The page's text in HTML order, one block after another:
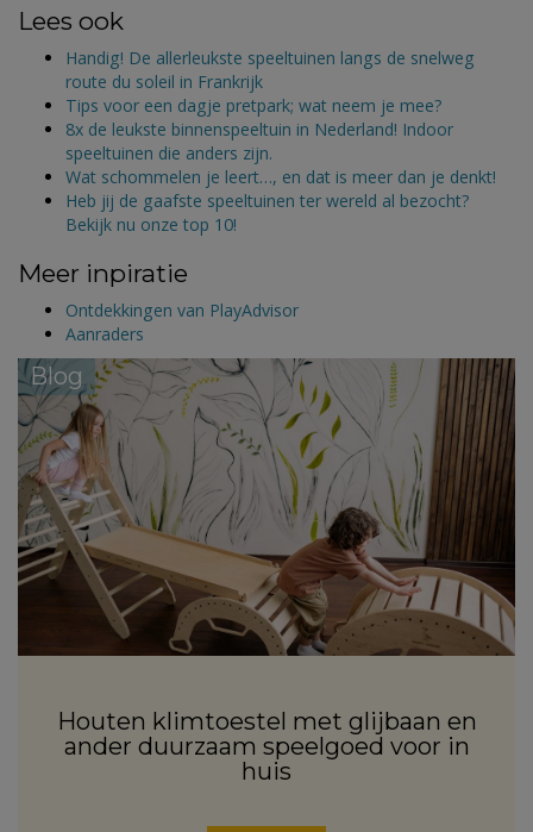
Lees ook
Handig! De allerleukste speeltuinen langs de snelweg
route du soleil in Frankrijk
Tips voor een dagje pretpark; wat neem je mee?
8x de leukste binnenspeeltuin in Nederland! Indoor
speeltuinen die anders zijn.
Wat schommelen je leert…, en dat is meer dan je denkt!
Heb jij de gaafste speeltuinen ter wereld al bezocht?
Bekijk nu onze top 10!
Meer inpiratie
Ontdekkingen van PlayAdvisor
Aanraders
Blog
Houten klimtoestel met glijbaan en
ander duurzaam speelgoed voor in
huis